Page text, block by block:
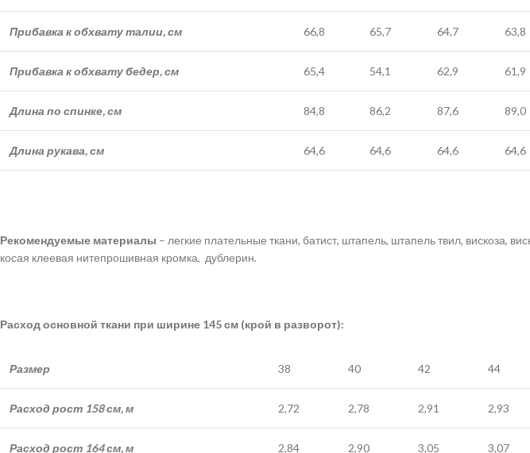
Прибавка к обхвату талии, см 66,8 65,7 64,7 63,8
Прибавка к обхвату бедер, см 65,4 54,1 62,9 61,9
Длина по спинке, см 84,8 86,2 87,6 89,0
Длина рукава, см 64,6 64,6 64,6 64,6
Рекомендуемые материалы – легкие плательные ткани, батист, штапель, штапель твил, вискоза,
косая клеевая нитепрошивная кромка, дублерин.
Расход основной ткани при ширине 145 см (крой в разворот):
Размер 38 40 42 44
Расход рост 158 см, м 2,72 2,78 2,91 2,93
Расход рост 164 см, м 2,84 2,90 3,05 3,07